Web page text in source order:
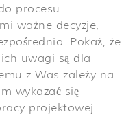
procesu
ważne decyzje,
Pokaż, że
uwagi są dla
z Was zależy na
wykazać się
projektowej.